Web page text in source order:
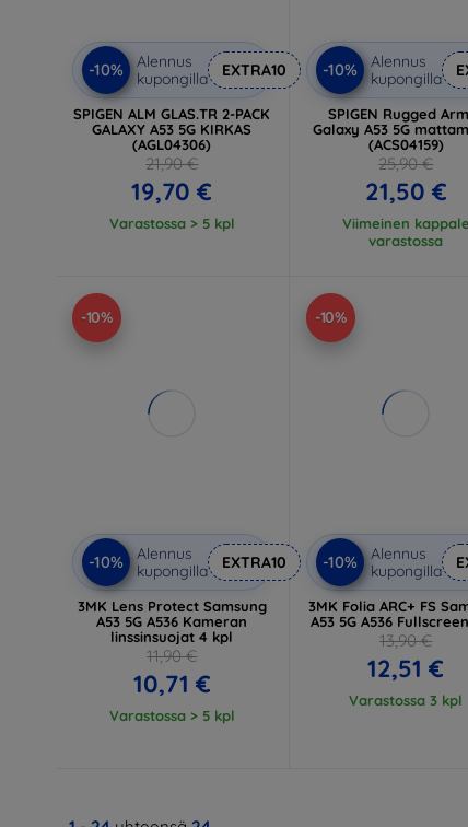
-10%
Alennus
kupongilla
EXTRA10
SPIGEN ALM GLAS.TR 2-PACK
GALAXY A53 5G KIRKAS
(AGL04306)
21,90 €
19,70 €
Varastossa > 5 kpl
-10%
Alennus
kupongilla
SPIGEN Rugged
Galaxy A53 5G
(ACS04159)
25,90 €
21,50 €
Viimeinen kappale
varastossa
-10%
-10%
Alennus
kupongilla
EXTRA10
3MK Lens Protect Samsung
A53 5G A536 Kameran
linssinsuojat 4 kpl
11,90 €
10,71 €
Varastossa > 5 kpl
-10%
-10%
Alennus
kupongilla
3MK Folia ARC+ FS
A53 5G A536
13,90 €
12,51 €
Varastossa 3 kpl